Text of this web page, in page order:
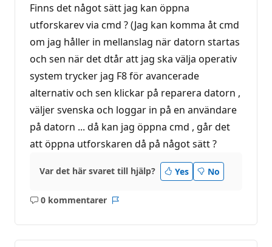
Finns det något sätt jag kan öppna
utforskarev via cmd ? (Jag kan komma åt cmd
om jag håller in mellanslag när datorn startas
och sen när det dtår att jag ska välja operativ
system trycker jag F8 för avancerade
alternativ och sen klickar på reparera datorn ,
väljer svenska och loggar in på en användare
på datorn ... då kan jag öppna cmd , går det
att öppna utforskaren då på något sätt ?
Var det här svaret till hjälp? Yes No
0 kommentarer
Inga